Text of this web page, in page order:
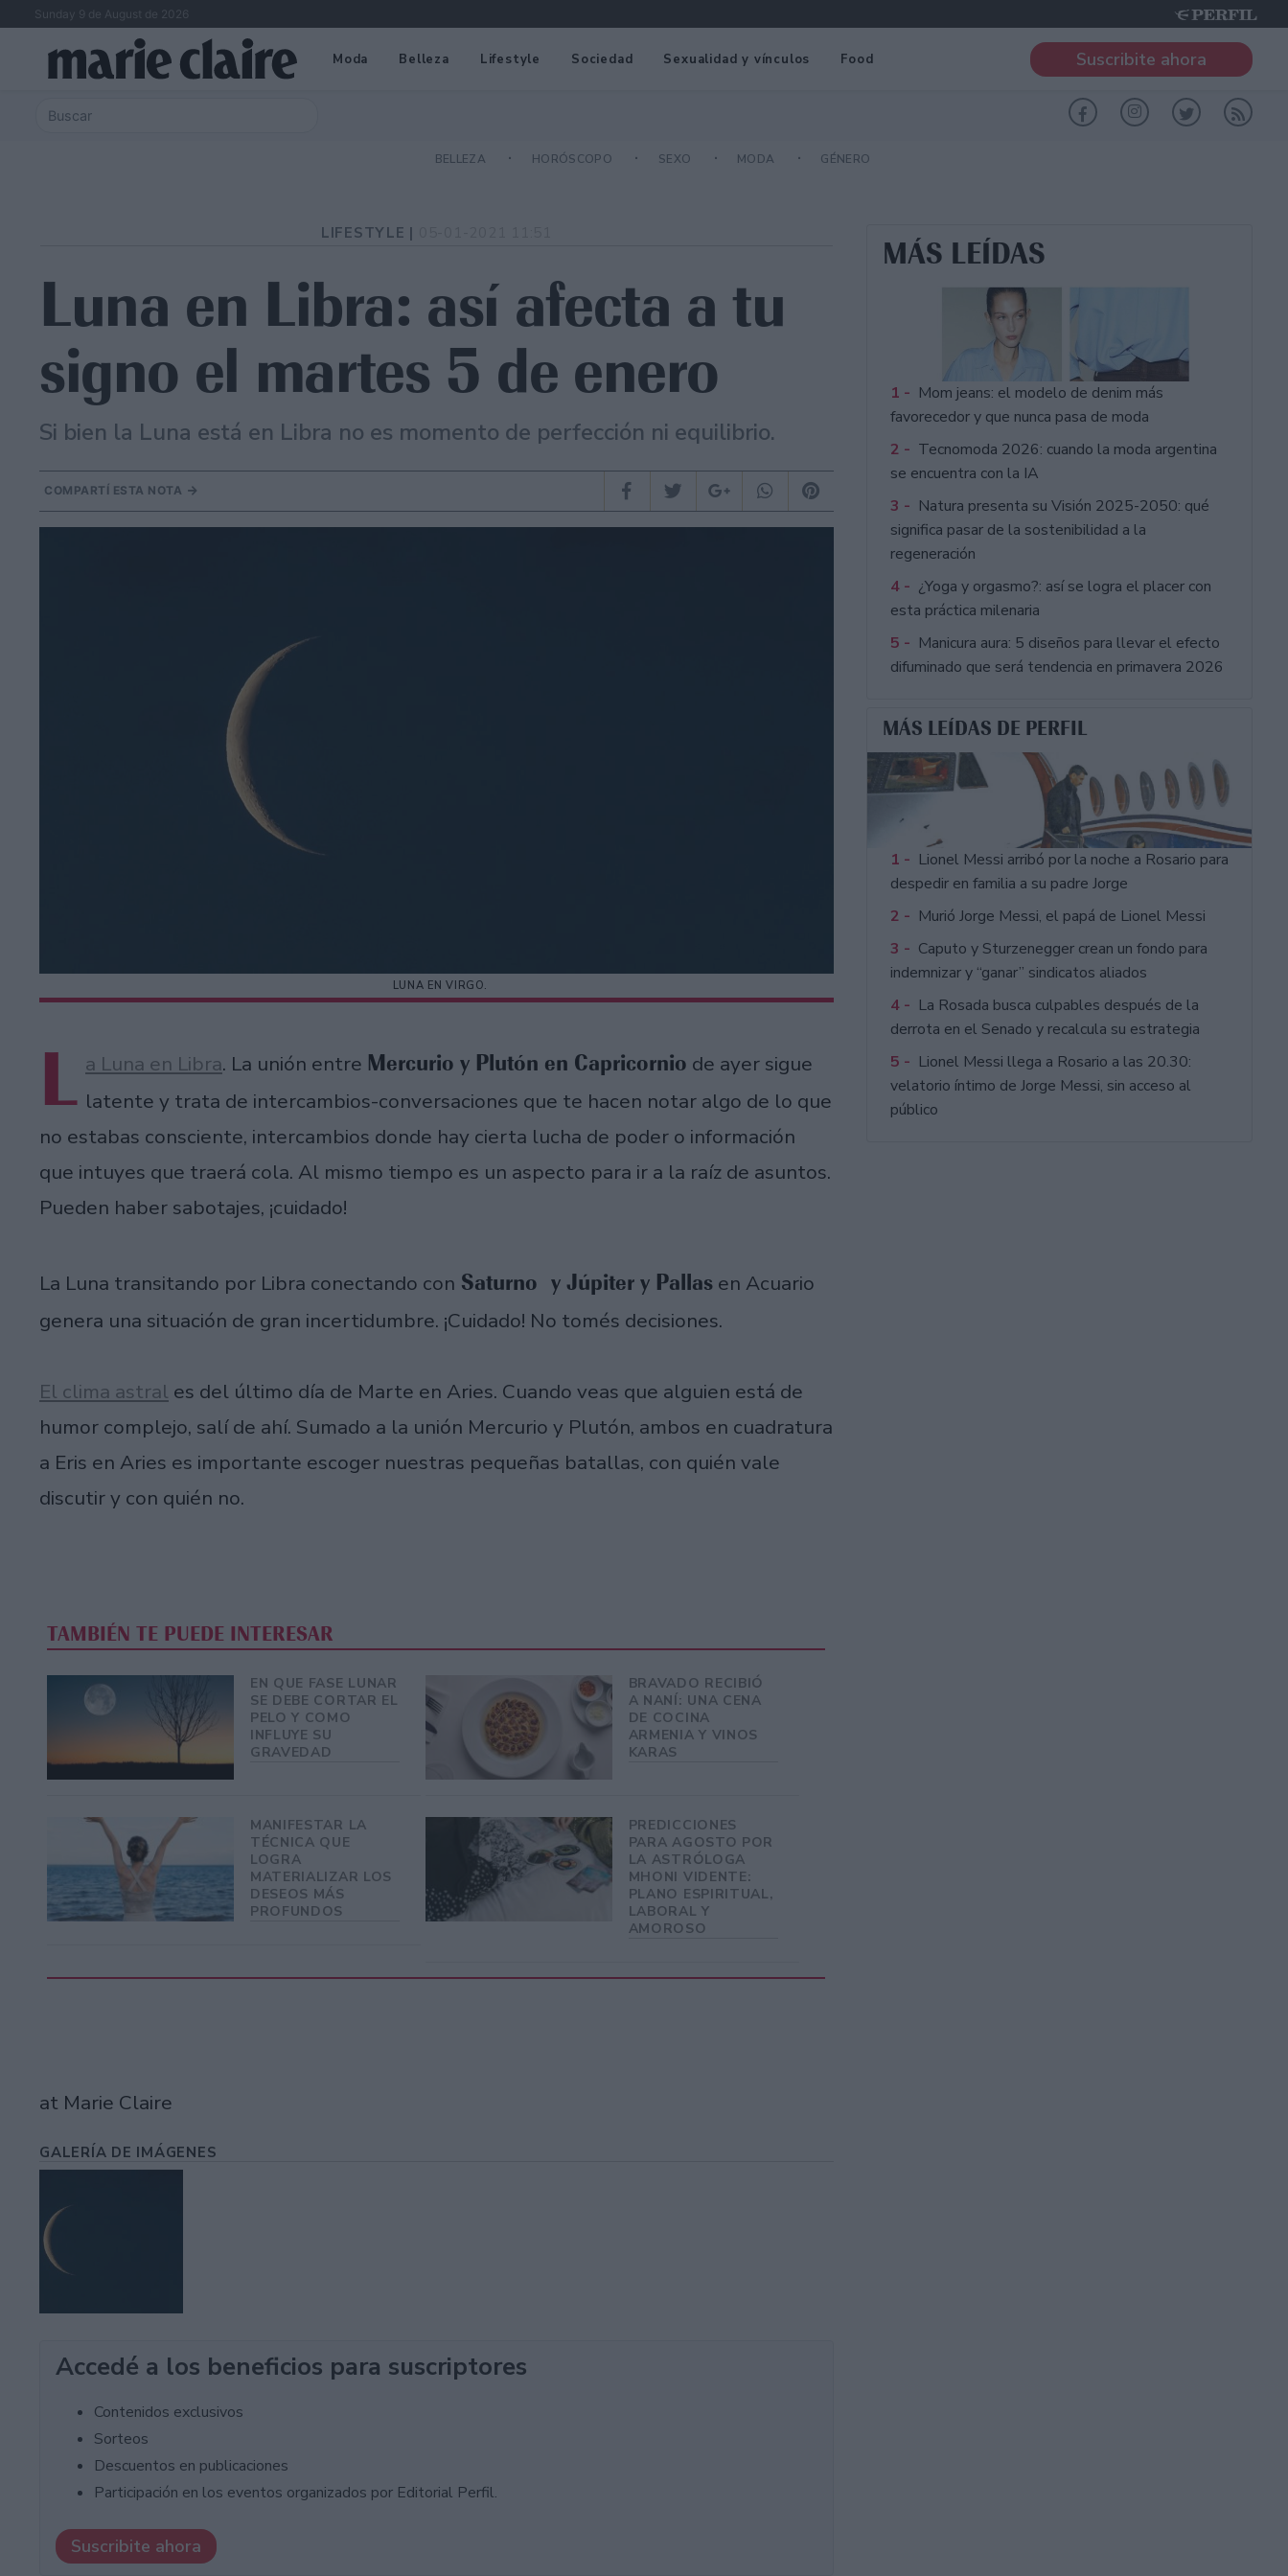
Sunday 9 de August de 2026
Moda Belleza Lifestyle Sociedad Sexualidad y vínculos Food Suscribite ahora
BELLEZA HORÓSCOPO SEXO MODA GÉNERO
LIFESTYLE |
Luna en Libra: así afecta a tu
signo el martes 5 de enero
Si bien la Luna está en Libra no es momento de perfección ni equilibrio.
COMPARTÍ ESTA NOTA
LUNA EN VIRGO.
L a Luna en Libra. La unión entre Mercurio y Plutón en Capricornio de ayer sigue
latente y trata de intercambios-conversaciones que te hacen notar algo de lo que
no estabas consciente, intercambios donde hay cierta lucha de poder o información
que intuyes que traerá cola. Al mismo tiempo es un aspecto para ir a la raíz de asuntos.
Pueden haber sabotajes, ¡cuidado!
La Luna transitando por Libra conectando con Saturno y Júpiter y Pallas en Acuario
genera una situación de gran incertidumbre. ¡Cuidado! No tomés decisiones.
El clima astral es del último día de Marte en Aries. Cuando veas que alguien está de
humor complejo, salí de ahí. Sumado a la unión Mercurio y Plutón, ambos en cuadratura
a Eris en Aries es importante escoger nuestras pequeñas batallas, con quién vale
discutir y con quién no.
TAMBIÉN TE PUEDE INTERESAR
EN QUE FASE LUNAR
SE DEBE CORTAR EL
PELO Y COMO
INFLUYE SU
GRAVEDAD
BRAVADO RECIBIÓ
A NANÍ: UNA CENA
DE COCINA
ARMENIA Y VINOS
KARAS
MANIFESTAR LA
TÉCNICA QUE
LOGRA
MATERIALIZAR LOS
DESEOS MÁS
PROFUNDOS
PREDICCIONES
PARA AGOSTO POR
LA ASTRÓLOGA
MHONI VIDENTE:
PLANO ESPIRITUAL,
LABORAL Y
AMOROSO
at Marie Claire
GALERÍA DE IMÁGENES
Accedé a los beneficios para suscriptores
Contenidos exclusivos
Sorteos
Descuentos en publicaciones
Participación en los eventos organizados por Editorial Perfil.
Suscribite ahora
MÁS LEÍDAS
1 - Mom jeans: el modelo de denim más
favorecedor y que nunca pasa de moda
2 - Tecnomoda 2026: cuando la moda argentina
se encuentra con la IA
3 - Natura presenta su Visión 2025-2050: qué
significa pasar de la sostenibilidad a la
regeneración
4 - ¿Yoga y orgasmo?: así se logra el placer con
esta práctica milenaria
5 - Manicura aura: 5 diseños para llevar el efecto
difuminado que será tendencia en primavera 2026
MÁS LEÍDAS DE PERFIL
1 - Lionel Messi arribó por la noche a Rosario para
despedir en familia a su padre Jorge
2 - Murió Jorge Messi, el papá de Lionel Messi
3 - Caputo y Sturzenegger crean un fondo para
indemnizar y “ganar” sindicatos aliados
4 - La Rosada busca culpables después de la
derrota en el Senado y recalcula su estrategia
5 - Lionel Messi llega a Rosario a las 20.30:
velatorio íntimo de Jorge Messi, sin acceso al
público